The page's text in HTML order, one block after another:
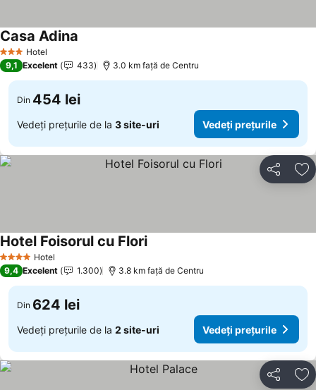
3 SteleHotel
Casa Adina
9,1 Excelent 433 3.0 km faţă de Centru
Din 454 lei
Vedeți prețurile de la 3 site-uri Vedeți prețurile
Distribuiți
4 Stele Hotel
Hotel Foisorul cu Flori
9,4 Excelent 1.300 3.8 km faţă de Centru
Din 624 lei
Vedeți prețurile de la 2 site-uri Vedeți prețurile
Distribuiți